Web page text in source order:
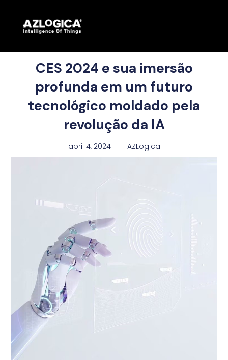
CES 2024 e sua imersão
profunda em um futuro
tecnológico moldado pela
revolução da IA
abril 4, 2024 AZLogica